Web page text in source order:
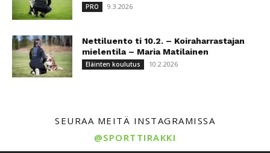
PRO 9.3.2026
Nettiluento ti 10.2. – Koiraharrastajan
mielentila – Maria Matilainen
Eläinten koulutus 10.2.2026
SEURAA MEITÄ INSTAGRAMISSA
@SPORTTIRAKKI